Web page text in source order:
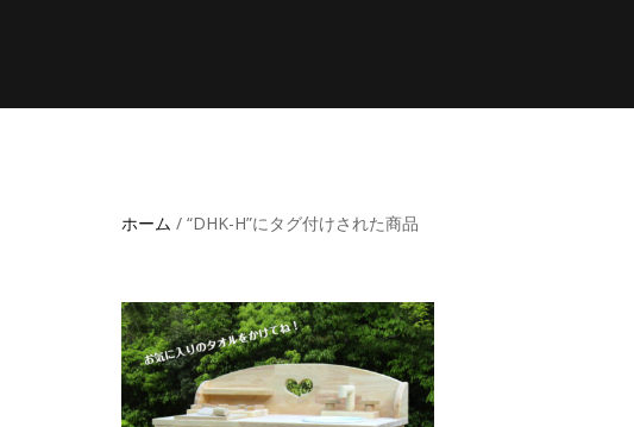
ホーム / “DHK-H”にタグ付けされた商品